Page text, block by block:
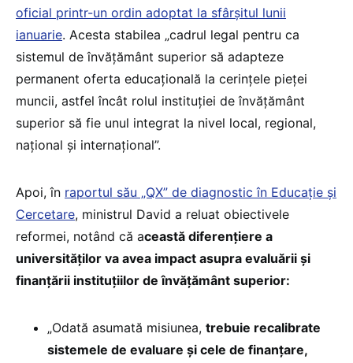
oficial printr-un ordin adoptat la sfârșitul lunii
ianuarie. Acesta stabilea „cadrul legal pentru ca
sistemul de învățământ superior să adapteze
permanent oferta educațională la cerințele pieței
muncii, astfel încât rolul instituției de învățământ
superior să fie unul integrat la nivel local, regional,
național și internațional”.
Apoi, în raportul său „QX” de diagnostic în Educație și
Cercetare, ministrul David a reluat obiectivele
reformei, notând că această diferențiere a
universităților va avea impact asupra evaluării și
finanțării instituțiilor de învățământ superior:
„Odată asumată misiunea, trebuie recalibrate
sistemele de evaluare și cele de finanțare,